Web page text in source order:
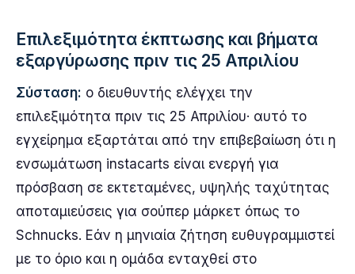
Επιλεξιμότητα έκπτωσης και βήματα
εξαργύρωσης πριν τις 25 Απριλίου
Σύσταση: ο διευθυντής ελέγχει την
επιλεξιμότητα πριν τις 25 Απριλίου· αυτό το
εγχείρημα εξαρτάται από την επιβεβαίωση ότι η
ενσωμάτωση instacarts είναι ενεργή για
πρόσβαση σε εκτεταμένες, υψηλής ταχύτητας
αποταμιεύσεις για σούπερ μάρκετ όπως το
Schnucks. Εάν η μηνιαία ζήτηση ευθυγραμμιστεί
με το όριο και η ομάδα ενταχθεί στο